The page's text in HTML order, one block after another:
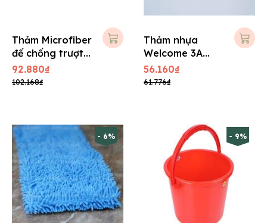
Thảm Microfiber
đế chống trượt
40x60 cm
92.880₫
102.168₫
Thảm nhựa
Welcome 3A
40x60 cm
56.160₫
61.776₫
- 6% - 9%